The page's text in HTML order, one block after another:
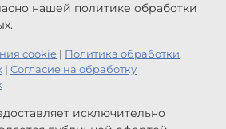
нашей политике обработки
cookie | Политика обработки
| Согласие на обработку
исключительно